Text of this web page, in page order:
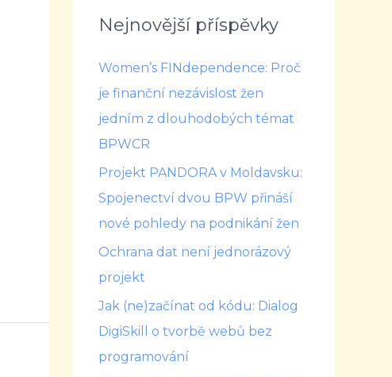
Nejnovější příspěvky
Women’s FINdependence: Proč
je finanční nezávislost žen
jedním z dlouhodobých témat
BPWCR
Projekt PANDORA v Moldavsku:
Spojenectví dvou BPW přináší
nové pohledy na podnikání žen
Ochrana dat není jednorázový
projekt
Jak (ne)začínat od kódu: Dialog
DigiSkill o tvorbě webů bez
programování